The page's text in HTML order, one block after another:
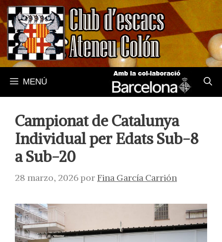
Saltar
al
contenido
MENÚ
Campionat de Catalunya
Individual per Edats Sub-8
a Sub-20
28 marzo, 2026porFina García Carrión